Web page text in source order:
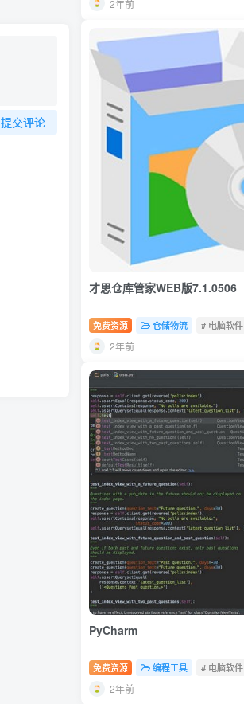
提交评论
2年前
才思仓库管家WEB版7.1.0506
免费资源 仓储物流 # 电脑软件
2年前
PyCharm
免费资源 编程工具 # 电脑软件
2年前